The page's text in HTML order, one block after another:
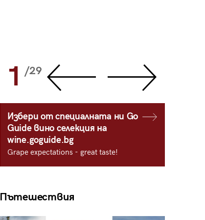
1 /29
Избери от специалната ни Go
Guide вино селекция на
wine.goguide.bg
Grape expectations - great taste!
Пътешествия